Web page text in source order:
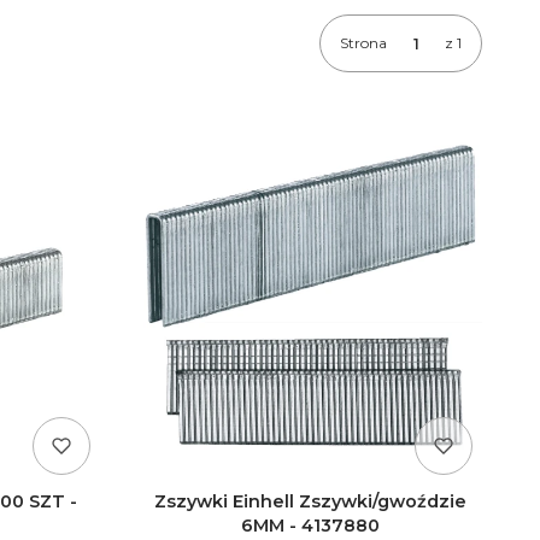
Strona z 1
SZT -
Zszywki Einhell Zszywki/gwoździe
6MM - 4137880